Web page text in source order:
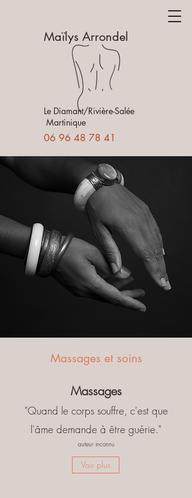
Maïlys Arrondel
Le Diamant/Rivière-Salée
Martinique
06 96 48 78 41
Maïlys
Massage
Le Diamant - Martinique
Votre corps parle,
moi j'écoute
Massages et soins
Massages
"Quand le corps souffre, c'est que
l'âme demande à être guérie."
auteur inconnu
Voir plus